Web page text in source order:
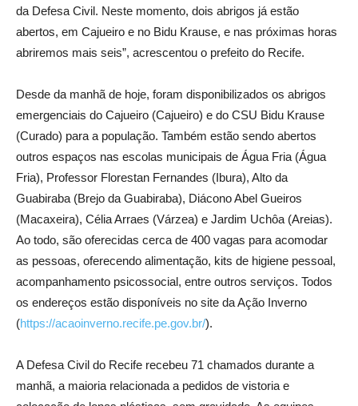
da Defesa Civil. Neste momento, dois abrigos já estão
abertos, em Cajueiro e no Bidu Krause, e nas próximas horas
abriremos mais seis”, acrescentou o prefeito do Recife.
Desde da manhã de hoje, foram disponibilizados os abrigos
emergenciais do Cajueiro (Cajueiro) e do CSU Bidu Krause
(Curado) para a população. Também estão sendo abertos
outros espaços nas escolas municipais de Água Fria (Água
Fria), Professor Florestan Fernandes (Ibura), Alto da
Guabiraba (Brejo da Guabiraba), Diácono Abel Gueiros
(Macaxeira), Célia Arraes (Várzea) e Jardim Uchôa (Areias).
Ao todo, são oferecidas cerca de 400 vagas para acomodar
as pessoas, oferecendo alimentação, kits de higiene pessoal,
acompanhamento psicossocial, entre outros serviços. Todos
os endereços estão disponíveis no site da Ação Inverno
(https://acaoinverno.recife.pe.gov.br/).
A Defesa Civil do Recife recebeu 71 chamados durante a
manhã, a maioria relacionada a pedidos de vistoria e